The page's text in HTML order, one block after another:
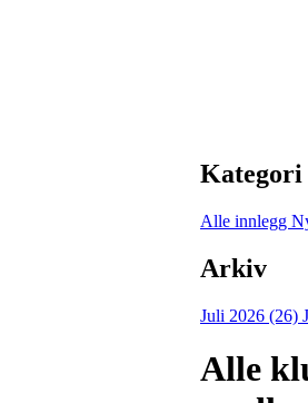
Kategori
Alle innlegg
Arkiv
Juli 2026 (26)
Alle